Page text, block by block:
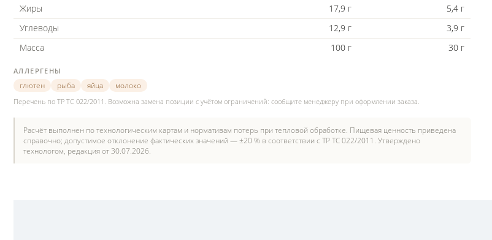
Жиры
17,9 г
5,4 г
Углеводы
12,9 г
3,9 г
Масса
100 г 30 г
АЛЛЕРГЕНЫ
глютен
рыба яйца
молоко
Перечень по ТР ТС 022/2011. Возможна замена позиции с учётом ограничений: сообщите менеджеру при оформлении заказа.
Расчёт выполнен по технологическим картам и нормативам потерь при тепловой обработке. Пищевая ценность приведена
справочно; допустимое отклонение фактических значений — ±20 % в соответствии с ТР ТС 022/2011. Утверждено
технологом, редакция от 30.07.2026.